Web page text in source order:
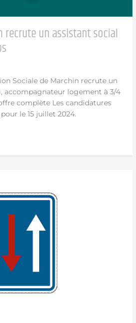
recrute un assistant social
Sociale de Marchin recrute un
accompagnateur logement à 3/4
complète Les candidatures
le 15 juillet 2024.